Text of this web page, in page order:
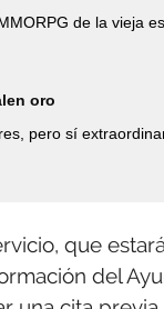
de la vieja
oro
pero sí
que
del